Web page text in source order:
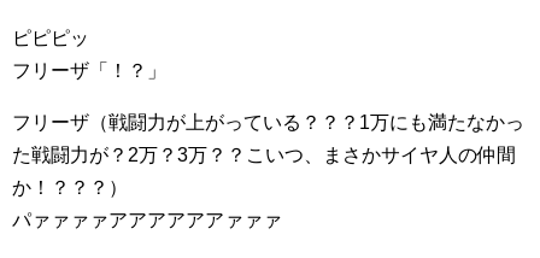
ピピピッ
フリーザ「！？」
フリーザ（戦闘力が上がっている？？？1万にも満たなかっ
た戦闘力が？2万？3万？？こいつ、まさかサイヤ人の仲間
か！？？？）
パァァァァアアアアアアァァァ